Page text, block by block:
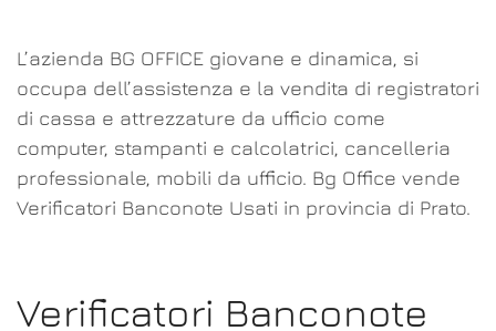
L’azienda BG OFFICE giovane e dinamica, si
occupa dell’assistenza e la vendita di registratori
di cassa e attrezzature da ufficio come
computer, stampanti e calcolatrici, cancelleria
professionale, mobili da ufficio. Bg Office vende
Verificatori Banconote Usati in provincia di Prato.
Verificatori Banconote